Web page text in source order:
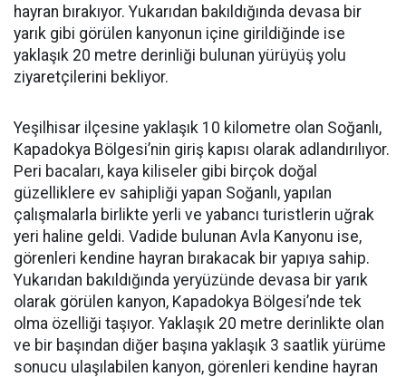
hayran bırakıyor. Yukarıdan bakıldığında devasa bir
yarık gibi görülen kanyonun içine girildiğinde ise
yaklaşık 20 metre derinliği bulunan yürüyüş yolu
ziyaretçilerini bekliyor.
Yeşilhisar ilçesine yaklaşık 10 kilometre olan Soğanlı,
Kapadokya Bölgesi’nin giriş kapısı olarak adlandırılıyor.
Peri bacaları, kaya kiliseler gibi birçok doğal
güzelliklere ev sahipliği yapan Soğanlı, yapılan
çalışmalarla birlikte yerli ve yabancı turistlerin uğrak
yeri haline geldi. Vadide bulunan Avla Kanyonu ise,
görenleri kendine hayran bırakacak bir yapıya sahip.
Yukarıdan bakıldığında yeryüzünde devasa bir yarık
olarak görülen kanyon, Kapadokya Bölgesi’nde tek
olma özelliği taşıyor. Yaklaşık 20 metre derinlikte olan
ve bir başından diğer başına yaklaşık 3 saatlik yürüme
sonucu ulaşılabilen kanyon, görenleri kendine hayran